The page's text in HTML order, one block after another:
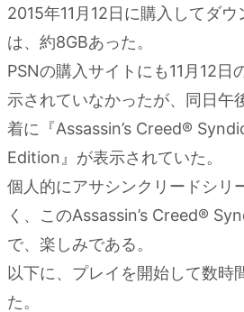
2015年11月12日に購入してダ
は、約8GBあった。
PSNの購入サイトにも11月12日
示されていなかったが、同日午
着に『Assassin’s Creed®
Edition』が表示されていた。
個人的にアサシンクリードシリ
く、このAssassin’s Creed®
で、楽しみである。
以下に、プレイを開始して数時
た。